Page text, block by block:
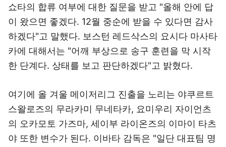
쇼타의 합류 여부에 대한 질문을 받고 "올해 안에 답
이 왔으면 좋겠다. 12월 중순에 받을 수 있다면 감사
하겠다"고 말했다. 보스턴 레드삭스의 요시다 마사타
카에 대해서는 "어깨 부상으로 송구 훈련을 막 시작
한 단계다. 상태를 보고 판단하겠다"고 밝혔다.
여기에 올 겨울 메이저리그 진출을 노리는 야쿠르트
스왈로즈의 무라카미 무네타카, 요미우리 자이언츠
의 오카모토 가즈마, 세이부 라이온즈의 이마이 타츠
야 또한 변수가 된다. 이바타 감독은 "일단 대표팀 명